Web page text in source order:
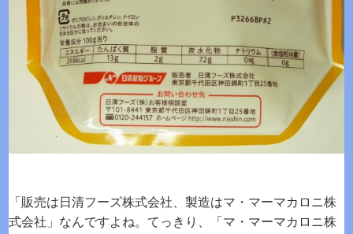
「販売は日清フーズ株式会社、製造はマ・マーマカロニ株
式会社」なんですよね。てっきり、「マ・マーマカロニ株